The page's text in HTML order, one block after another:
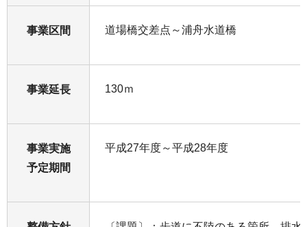
事業区間 道場橋交差点～浦舟水道橋
事業延長 130ｍ
事業実施
予定期間
平成27年度～平成28年度